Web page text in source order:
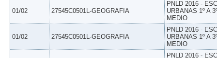
01/02 27545C0501L-GEOGRAFIA
PNLD 2016 -
URBANAS 1º A
MEDIO
01/02 27545C0501L-GEOGRAFIA
PNLD 2016 -
URBANAS 1º A
MEDIO
PNLD 2016 -